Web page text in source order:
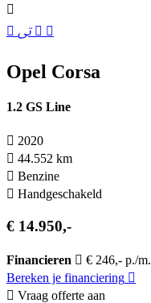
Opel Corsa
1.2 GS Line
2020
44.552 km
Benzine
Hand­geschakeld
€ 14.950,-
Financieren
€ 246,- p./m.
Bereken je financiering
Vraag offerte aan